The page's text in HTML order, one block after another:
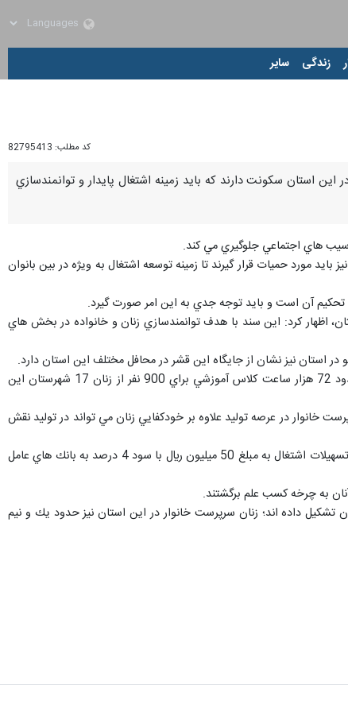
زندگی سایر
کد مطلب: 82795413
آذربايجان غربي گفت: بيش از 45 هزار زن سرپرست خانوار در اين استان سكونت دارند كه بايد زمينه اشتغال پايدار و توانمندسازي
آسيب هاي اجتماعي جلوگيري مي كند.
كرد: اين بانوان نيز بايد مورد حميات قرار گيرند تا زمينه توسعه اشتغال به ويژه در بين بانوان
تحكيم آن است و بايد توجه جدي به اين امر صورت گيرد.
اظهار كرد: اين سند با هدف توانمندسازي زنان و خانواده در بخش هاي
وي با تاكيد بر اينكه هم افزايي و افزايش همكاري دستگاه هاي اجرايي براي توانمندسازي زنان ضروري است، افزود: حدود 72 هزار ساعت كلاس آموزشي براي 900 نفر از زنان 17 شهرستان اين
خانوار در عرصه توليد علاوه بر خودكفايي زنان مي تواند در توليد نقش
وي با اشاره به پرداخت پنج ميليارد ريال تسهيلات اشتغال در سال جاري، بيان كرد: تاكنون 100 نفر از بانوان براي دريافت تسهيلات اشتغال به مبلغ 50 ميليون ريال با سود 4 درصد به بانك هاي عامل
نيمي از اين جمعيت را بانوان تشكيل داده اند؛ زنان سرپرست خانوار در اين استان نيز حدود يك و نيم